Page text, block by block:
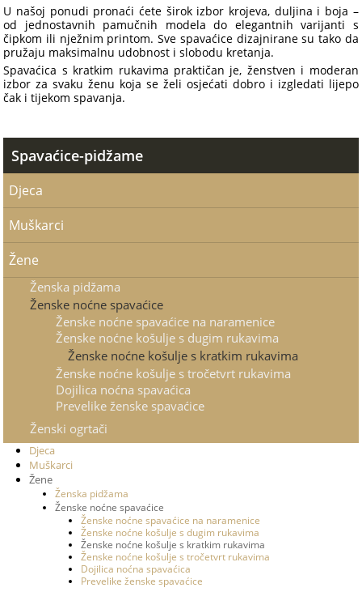
U našoj ponudi pronaći ćete širok izbor krojeva, duljina i boja –
od jednostavnih pamučnih modela do elegantnih varijanti s
čipkom ili nježnim printom. Sve spavaćice dizajnirane su tako da
pružaju maksimalnu udobnost i slobodu kretanja.
Spavaćica s kratkim rukavima praktičan je, ženstven i moderan
izbor za svaku ženu koja se želi osjećati dobro i izgledati lijepo
čak i tijekom spavanja.
Spavaćice-pidžame
Djeca
Muškarci
Žene
Ženska pidžama
Ženske noćne spavaćice
Ženske noćne spavaćice na naramenice
Ženske noćne košulje s dugim rukavima
Ženske noćne košulje s kratkim rukavima
Ženske noćne košulje s tročetvrt rukavima
Dojilica noćna spavaćica
Prevelike ženske spavaćice
Ženski ogrtači
Djeca
Muškarci
Žene
Ženska pidžama
Ženske noćne spavaćice
Ženske noćne spavaćice na naramenice
Ženske noćne košulje s dugim rukavima
Ženske noćne košulje s kratkim rukavima
Ženske noćne košulje s tročetvrt rukavima
Dojilica noćna spavaćica
Prevelike ženske spavaćice